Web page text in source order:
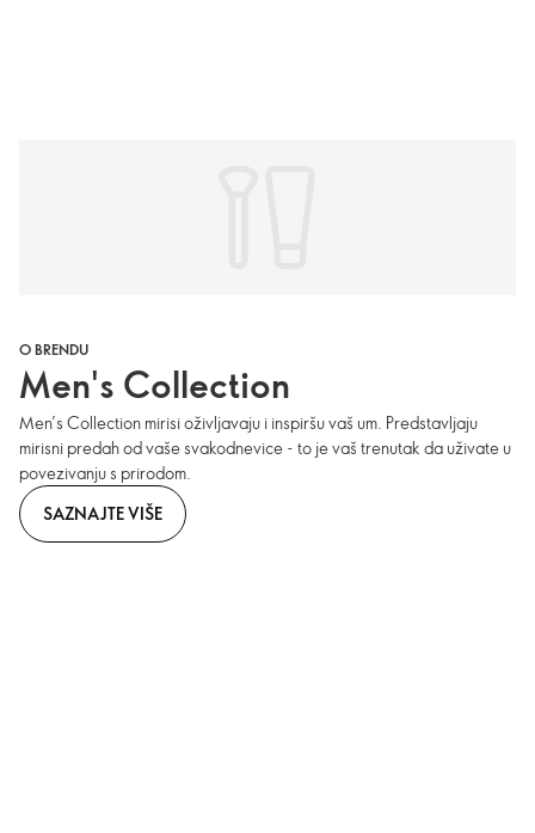
O BRENDU
Men's Collection
Men’s Collection mirisi oživljavaju i inspiršu vaš um. Predstavljaju
mirisni predah od vaše svakodnevice - to je vaš trenutak da uživate u
povezivanju s prirodom.
SAZNAJTE VIŠE